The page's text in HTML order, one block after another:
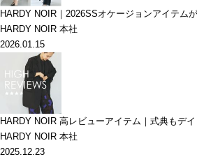
HARDY NOIR｜2026SSオケージョンアイテム
HARDY NOIR 本社
2026.01.15
HARDY NOIR 高レビューアイテム｜式典もデ
HARDY NOIR 本社
2025.12.23